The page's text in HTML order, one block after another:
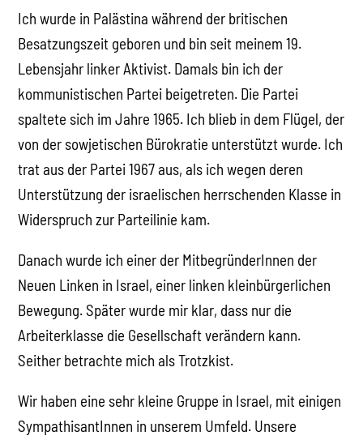
Ich wurde in Palästina während der britischen
Besatzungszeit geboren und bin seit meinem 19.
Lebensjahr linker Aktivist. Damals bin ich der
kommunistischen Partei beigetreten. Die Partei
spaltete sich im Jahre 1965. Ich blieb in dem Flügel, der
von der sowjetischen Bürokratie unterstützt wurde. Ich
trat aus der Partei 1967 aus, als ich wegen deren
Unterstützung der israelischen herrschenden Klasse in
Widerspruch zur Parteilinie kam.
Danach wurde ich einer der MitbegründerInnen der
Neuen Linken in Israel, einer linken kleinbürgerlichen
Bewegung. Später wurde mir klar, dass nur die
Arbeiterklasse die Gesellschaft verändern kann.
Seither betrachte mich als Trotzkist.
Wir haben eine sehr kleine Gruppe in Israel, mit einigen
SympathisantInnen in unserem Umfeld. Unsere